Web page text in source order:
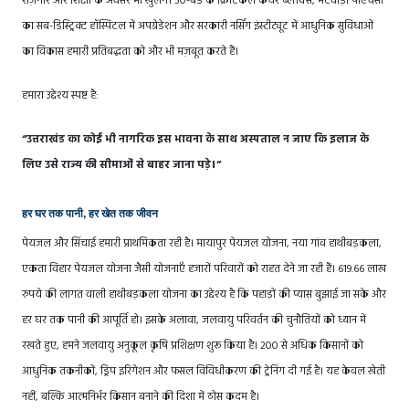
का सब-डिस्ट्रिक्ट हॉस्पिटल में अपग्रेडेशन और सरकारी नर्सिंग इंस्टीट्यूट में आधुनिक सुविधाओं
का विकास हमारी प्रतिबद्धता को और भी मज़बूत करते हैं।
हमारा उद्देश्य स्पष्ट है:
“उत्तराखंड का कोई भी नागरिक इस भावना के साथ अस्पताल न जाए कि इलाज के
लिए उसे राज्य की सीमाओं से बाहर जाना पड़े।”
हर घर तक पानी, हर खेत तक जीवन
पेयजल और सिंचाई हमारी प्राथमिकता रही है। मायापुर पेयजल योजना, नया गांव हाथीबड़कला,
एकता विहार पेयजल योजना जैसी योजनाएँ हजारों परिवारों को राहत देने जा रही हैं। 619.66 लाख
रुपये की लागत वाली हाथीबड़कला योजना का उद्देश्य है कि पहाड़ों की प्यास बुझाई जा सके और
हर घर तक पानी की आपूर्ति हो। इसके अलावा, जलवायु परिवर्तन की चुनौतियों को ध्यान में
रखते हुए, हमने जलवायु अनुकूल कृषि प्रशिक्षण शुरू किया है। 200 से अधिक किसानों को
आधुनिक तकनीकों, ड्रिप इरिगेशन और फसल विविधीकरण की ट्रेनिंग दी गई है। यह केवल खेती
नहीं, बल्कि आत्मनिर्भर किसान बनाने की दिशा में ठोस कदम है।